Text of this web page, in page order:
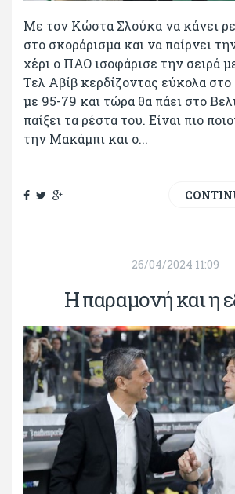
Με τον Κώστα Σλούκα να κάνει
στο σκοράρισμα και να παίρνει
χέρι ο ΠΑΟ ισοφάρισε την σειρά
Τελ Αβίβ κερδίζοντας εύκολα στο
με 95-79 και τώρα θα πάει στο
παίξει τα ρέστα του. Είναι πιο
την Μακάμπι και ο...
26/04/2024 11:09
Η παραμονή και η